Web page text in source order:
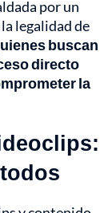
por un
legalidad de
buscan
directo
la